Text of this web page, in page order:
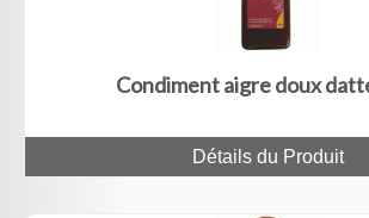
Condiment aigre doux
Détails du Produit